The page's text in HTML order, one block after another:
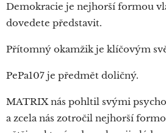
Demokracie je nejhorší formou
dovedete představit.
Přítomný okamžik je klíčovým
PePa107 je předmět doličný.
MATRIX nás pohltil svými
a zcela nás zotročil nejhorší